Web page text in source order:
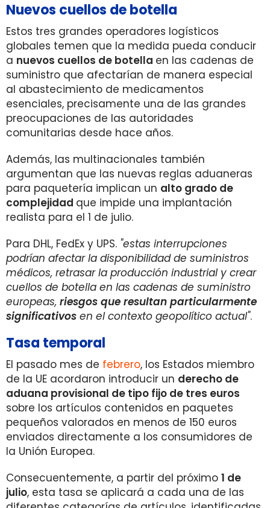
Nuevos cuellos de botella
Estos tres grandes operadores logísticos
globales temen que la medida pueda conducir
a nuevos cuellos de botella en las cadenas de
suministro que afectarían de manera especial
al abastecimiento de medicamentos
esenciales, precisamente una de las grandes
preocupaciones de las autoridades
comunitarias desde hace años.
Además, las multinacionales también
argumentan que las nuevas reglas aduaneras
para paquetería implican un alto grado de
complejidad que impide una implantación
realista para el 1 de julio.
Para DHL, FedEx y UPS. "estas interrupciones
podrían afectar la disponibilidad de suministros
médicos, retrasar la producción industrial y crear
cuellos de botella en las cadenas de suministro
europeas, riesgos que resultan particularmente
significativos en el contexto geopolítico actual".
Tasa temporal
El pasado mes de febrero, los Estados miembro
de la UE acordaron introducir un derecho de
aduana provisional de tipo fijo de tres euros
sobre los artículos contenidos en paquetes
pequeños valorados en menos de 150 euros
enviados directamente a los consumidores de
la Unión Europea.
Consecuentemente, a partir del próximo 1 de
julio, esta tasa se aplicará a cada una de las